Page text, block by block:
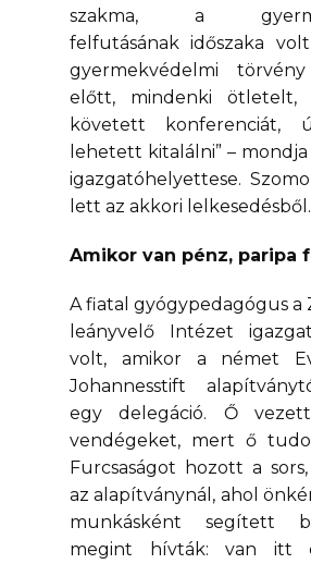
szakma, a
felfutásának időszaka
gyermekvédelmi törvény
előtt, mindenki ötletelt,
követett konferenciát,
lehetett kitalálni” –
igazgatóhelyettese.
lett az akkori lelkesedésből.
Amikor van pénz, paripa
A fiatal gyógypedagógus a
leányvelő Intézet
volt, amikor a német
Johannesstift
egy delegáció. Ő
vendégeket, mert ő
Furcsaságot hozott a
az alapítványnál, ahol
munkásként segített
megint hívták: van itt